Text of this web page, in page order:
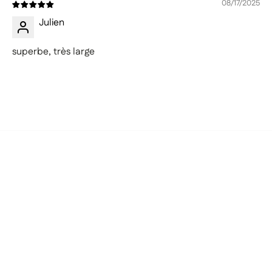
08/17/2025
Julien
superbe, très large